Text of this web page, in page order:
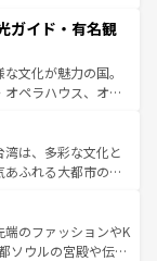
が融合した独特の
で異なる魅力を楽
感じることができ
の旅も、アメリカ
地といえばオアフ
島やカウアイ島が
をはじめ、豊かな
ピリット」と呼ば
アンミュージッ
ハワイの魅力を彩
動が待っているハ
ガイド・有名観
文化が魅力の国。
ペラハウス、オー
ル（エアーズロッ
ンズの熱帯雨林な
やワイン、オージ
サーフィンやダイ
きにはたまらな
分に味わいつくそ
は、多彩な文化と
ふれる大都市の台
など、都市の喧騒
人に新しい発見と
台湾の食文化も魅
のファッションやK
ソウルの宮殿や伝統